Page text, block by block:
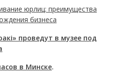
юрлиц: преимущества
бизнеса
проведут в музее под
в Минске.